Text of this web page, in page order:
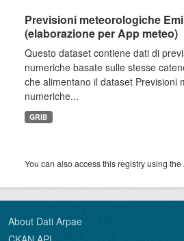
Previsioni meteorologiche
(elaborazione per App meteo)
Questo dataset contiene dati di
numeriche basate sulle stesse
che alimentano il dataset Previsioni
numeriche...
GRIB
You can also access this registry using the
About Dati Arpae